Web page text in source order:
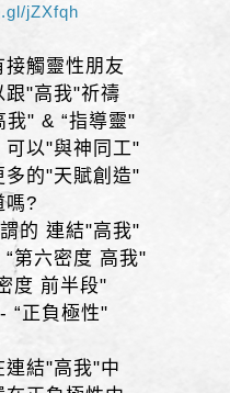
jZXfqh
觸靈性朋友
跟"高我"祈禱
我" & “指導靈"
可以"與神同工"
多的"天賦創造"
嗎?
的 連結"高我"
第六密度 高我"
度 前半段"
“正負極性"
連結"高我"中